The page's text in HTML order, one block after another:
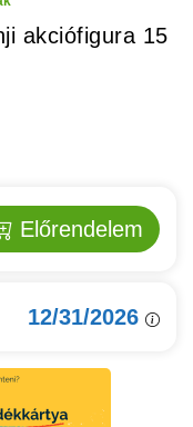
akciófigura 15
Előrendelem
12/31/2026